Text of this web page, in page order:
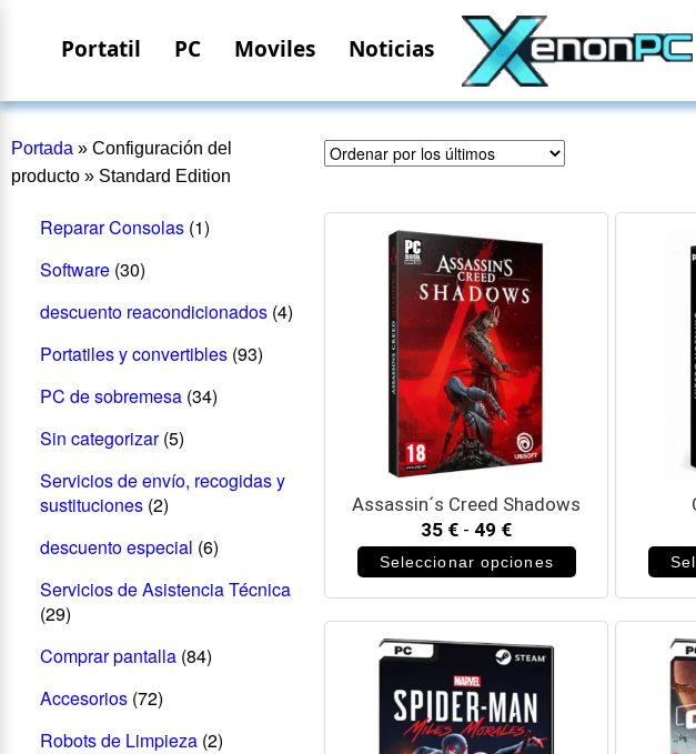
Portatil PC Moviles Noticias
Portada » Configuración del
producto » Standard Edition
Reparar Consolas (1)
Software (30)
descuento reacondicionados (4)
Portatiles y convertibles (93)
PC de sobremesa (34)
Sin categorizar (5)
Servicios de envío, recogidas y
sustituciones (2)
descuento especial (6)
Servicios de Asistencia Técnica
(29)
Comprar pantalla (84)
Accesorios (72)
Robots de Limpieza (2)
Assassin´s Creed Shadows
35 € - 49 €
Seleccionar opciones